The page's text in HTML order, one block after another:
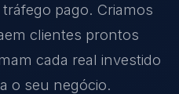
pago. Criamos
clientes prontos
cada real investido
o seu negócio.